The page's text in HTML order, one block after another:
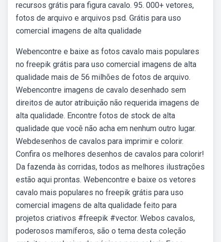
recursos grátis para figura cavalo. 95. 000+ vetores,
fotos de arquivo e arquivos psd. Grátis para uso
comercial imagens de alta qualidade
Webencontre e baixe as fotos cavalo mais populares
no freepik grátis para uso comercial imagens de alta
qualidade mais de 56 milhões de fotos de arquivo.
Webencontre imagens de cavalo desenhado sem
direitos de autor atribuição não requerida imagens de
alta qualidade. Encontre fotos de stock de alta
qualidade que você não acha em nenhum outro lugar.
Webdesenhos de cavalos para imprimir e colorir.
Confira os melhores desenhos de cavalos para colorir!
Da fazenda às corridas, todos as melhores ilustrações
estão aqui prontas. Webencontre e baixe os vetores
cavalo mais populares no freepik grátis para uso
comercial imagens de alta qualidade feito para
projetos criativos #freepik #vector. Webos cavalos,
poderosos mamíferos, são o tema desta coleção